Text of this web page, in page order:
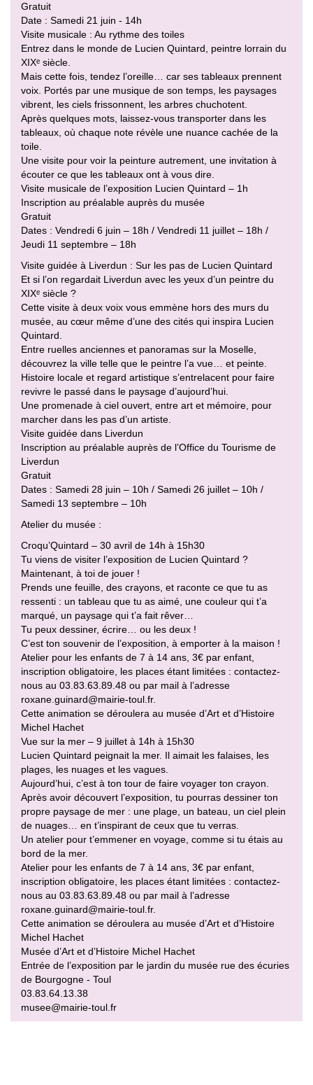
Gratuit
Date : Samedi 21 juin - 14h
Visite musicale : Au rythme des toiles
Entrez dans le monde de Lucien Quintard, peintre lorrain du
XIXᵉ siècle.
Mais cette fois, tendez l’oreille… car ses tableaux prennent
voix. Portés par une musique de son temps, les paysages
vibrent, les ciels frissonnent, les arbres chuchotent.
Après quelques mots, laissez-vous transporter dans les
tableaux, où chaque note révèle une nuance cachée de la
toile.
Une visite pour voir la peinture autrement, une invitation à
écouter ce que les tableaux ont à vous dire.
Visite musicale de l’exposition Lucien Quintard – 1h
Inscription au préalable auprès du musée
Gratuit
Dates : Vendredi 6 juin – 18h / Vendredi 11 juillet – 18h /
Jeudi 11 septembre – 18h
Visite guidée à Liverdun : Sur les pas de Lucien Quintard
Et si l’on regardait Liverdun avec les yeux d’un peintre du
XIXᵉ siècle ?
Cette visite à deux voix vous emmène hors des murs du
musée, au cœur même d’une des cités qui inspira Lucien
Quintard.
Entre ruelles anciennes et panoramas sur la Moselle,
découvrez la ville telle que le peintre l’a vue… et peinte.
Histoire locale et regard artistique s’entrelacent pour faire
revivre le passé dans le paysage d’aujourd’hui.
Une promenade à ciel ouvert, entre art et mémoire, pour
marcher dans les pas d’un artiste.
Visite guidée dans Liverdun
Inscription au préalable auprès de l’Office du Tourisme de
Liverdun
Gratuit
Dates : Samedi 28 juin – 10h / Samedi 26 juillet – 10h /
Samedi 13 septembre – 10h
Atelier du musée :
Croqu’Quintard – 30 avril de 14h à 15h30
Tu viens de visiter l’exposition de Lucien Quintard ?
Maintenant, à toi de jouer !
Prends une feuille, des crayons, et raconte ce que tu as
ressenti : un tableau que tu as aimé, une couleur qui t’a
marqué, un paysage qui t’a fait rêver…
Tu peux dessiner, écrire… ou les deux !
C’est ton souvenir de l’exposition, à emporter à la maison !
Atelier pour les enfants de 7 à 14 ans, 3€ par enfant,
inscription obligatoire, les places étant limitées : contactez-
nous au 03.83.63.89.48 ou par mail à l’adresse
roxane.guinard@mairie-toul.fr.
Cette animation se déroulera au musée d’Art et d’Histoire
Michel Hachet
Vue sur la mer – 9 juillet à 14h à 15h30
Lucien Quintard peignait la mer. Il aimait les falaises, les
plages, les nuages et les vagues.
Aujourd’hui, c’est à ton tour de faire voyager ton crayon.
Après avoir découvert l’exposition, tu pourras dessiner ton
propre paysage de mer : une plage, un bateau, un ciel plein
de nuages… en t’inspirant de ceux que tu verras.
Un atelier pour t’emmener en voyage, comme si tu étais au
bord de la mer.
Atelier pour les enfants de 7 à 14 ans, 3€ par enfant,
inscription obligatoire, les places étant limitées : contactez-
nous au 03.83.63.89.48 ou par mail à l’adresse
roxane.guinard@mairie-toul.fr.
Cette animation se déroulera au musée d’Art et d’Histoire
Michel Hachet
Musée d’Art et d’Histoire Michel Hachet
Entrée de l’exposition par le jardin du musée rue des écuries
de Bourgogne - Toul
03.83.64.13.38
musee@mairie-toul.fr